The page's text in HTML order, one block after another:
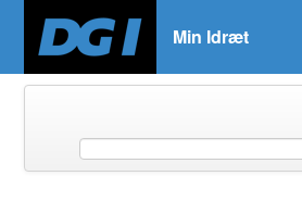
Min Idræt